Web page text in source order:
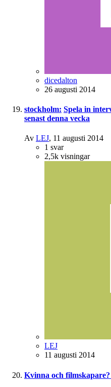
dicedalton
26 augusti 2014
stockholm: Spela in
senast denna vecka
Av LEJ, 11 augusti 2014
1 svar
2,5k visningar
LEJ
11 augusti 2014
Kvinna och